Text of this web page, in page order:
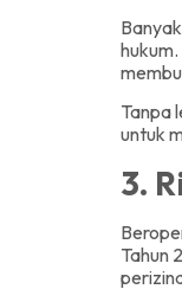
Tanpa
untuk
3.
Tahun